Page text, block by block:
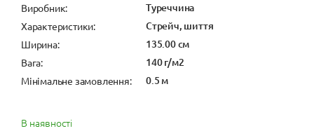
Виробник: Туреччина
Характеристики: Стрейч, шиття
Ширина: 135.00 см
Вага: 140 г/м2
Мінімальне замовлення: 0.5 м
В наявності